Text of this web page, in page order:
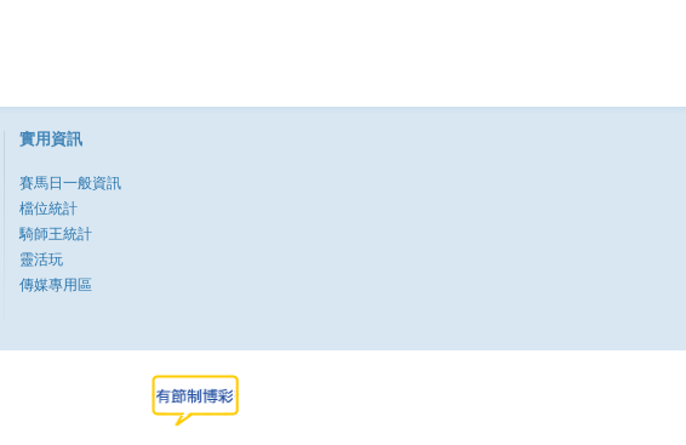
實用資訊
賽馬日一般資訊
檔位統計
騎師王統計
靈活玩
傳媒專用區